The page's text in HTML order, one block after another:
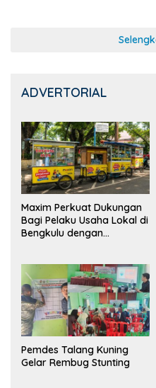
ADVERTORIAL
Maxim Perkuat Dukungan
Bagi Pelaku Usaha Lokal di
Bengkulu dengan
Pasar
Pemdes Talang Kuning
Gelar Rembug Stunting